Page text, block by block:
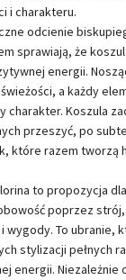
i charakteru.
odcienie
sprawiają, że
energii.
a każdy
charakter. Koszula
przeszyć, po
które razem tworzą
to propozycja
poprzez
wygody. To ubranie,
stylizacji pełnych
energii. Niezależnie